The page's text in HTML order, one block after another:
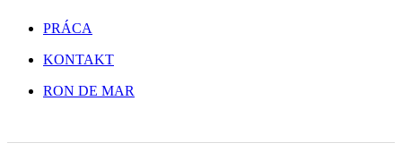
PRÁCA
KONTAKT
RON DE MAR